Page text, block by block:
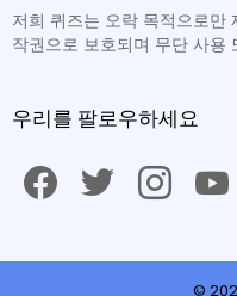
저희 퀴즈는 오락 목적으로만
작권으로 보호되며 무단 사용
우리를 팔로우하세요
©